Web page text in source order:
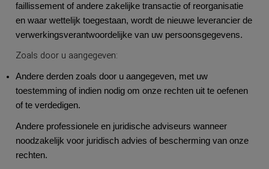
faillissement of andere zakelijke transactie of reorganisatie
en waar wettelijk toegestaan, wordt de nieuwe leverancier de
verwerkingsverantwoordelijke van uw persoonsgegevens.
Zoals door u aangegeven:
Andere derden zoals door u aangegeven, met uw
toestemming of indien nodig om onze rechten uit te oefenen
of te verdedigen.
Andere professionele en juridische adviseurs wanneer
noodzakelijk voor juridisch advies of bescherming van onze
rechten.